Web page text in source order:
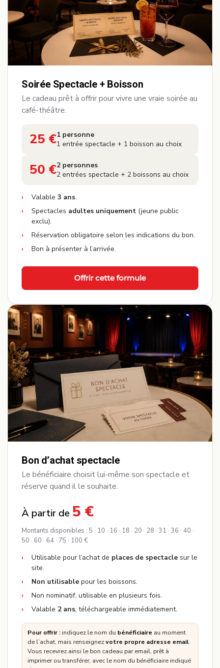
Soirée Spectacle + Boisson
Le cadeau prêt à offrir pour vivre une vraie soirée au
café-théâtre.
25 €
—
1 personne
1 entrée spectacle + 1 boisson au choix
50 €
—
2 personnes
2 entrées spectacle + 2 boissons au choix
Valable 3 ans.
Spectacles adultes uniquement (jeune public
exclu).
Réservation obligatoire selon les indications du bon.
Bon à présenter à l’arrivée.
Offrir cette formule
Bon d’achat spectacle
Le bénéficiaire choisit lui-même son spectacle et
réserve quand il le souhaite.
À partir de 5 €
Montants disponibles : 5 · 10 · 16 · 18 · 20 · 28 · 31 · 36 · 40 ·
50 · 60 · 64 · 75 · 100 €
Utilisable pour l’achat de places de spectacle sur le
site.
Non utilisable pour les boissons.
Non nominatif, utilisable en plusieurs fois.
Valable 2 ans, téléchargeable immédiatement.
Pour offrir :indiquez le nom du bénéficiaire au moment
de l’achat, mais renseignezvotre propre adresse email.
Vous recevrez ainsi le bon cadeau par email, prêt à
imprimer ou transférer, avec le nom du bénéficiaire indiqué